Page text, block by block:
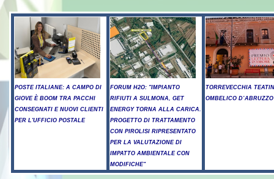
POSTE ITALIANE: A CAMPO DI
GIOVE È BOOM TRA PACCHI
CONSEGNATI E NUOVI CLIENTI
PER L'UFFICIO POSTALE
FORUM H2O: "IMPIANTO
RIFIUTI A SULMONA, GET
ENERGY TORNA ALLA CARICA.
PROGETTO DI TRATTAMENTO
CON PIROLISI RIPRESENTATO
PER LA VALUTAZIONE DI
IMPATTO AMBIENTALE CON
MODIFICHE"
TORREVECCHIA
OMBELICO D’ABRUZZO